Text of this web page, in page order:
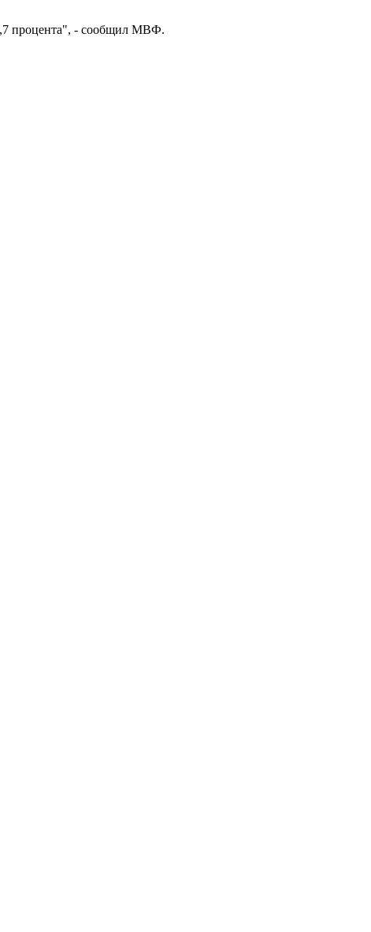
1,7 процента", - сообщил МВФ.